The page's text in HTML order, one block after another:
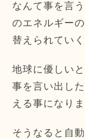
なんて事を言
のエネルギー
替えられてい
地球に優しい
事を言い出し
える事になりま
そうなると自